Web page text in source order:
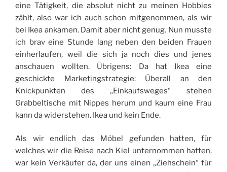
eine Tätigkeit, die absolut nicht zu meinen Hobbies
zählt, also war ich auch schon mitgenommen, als wir
bei Ikea ankamen. Damit aber nicht genug. Nun musste
ich brav eine Stunde lang neben den beiden Frauen
einherlaufen, weil die sich ja noch dies und jenes
anschauen wollten. Übrigens: Da hat Ikea eine
geschickte Marketingstrategie: Überall an den
Knickpunkten des „Einkaufsweges“ stehen
Grabbeltische mit Nippes herum und kaum eine Frau
kann da widerstehen. Ikea und kein Ende.
Als wir endlich das Möbel gefunden hatten, für
welches wir die Reise nach Kiel unternommen hatten,
war kein Verkäufer da, der uns einen „Ziehschein“ für